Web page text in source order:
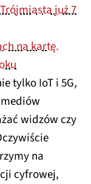
już 7
na kartę.
tylko IoT i 5G,
widzów czy
na
cyfrowej,